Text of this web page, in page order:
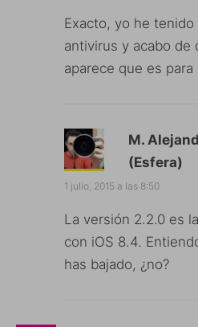
Exacto, yo he
antivirus y acabo de
aparece que es para
M.
(Esfera)
1 julio, 2015 a las 8:50
La versión 2.2.0 es
con iOS 8.4.
has bajado, ¿no?